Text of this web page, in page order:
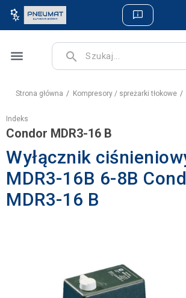
menu search
Strona główna Kompresory / spreżarki tłokowe
Indeks
Condor MDR3-16 B
Wyłącznik
MDR3-16B 6-8B
MDR3-16 B